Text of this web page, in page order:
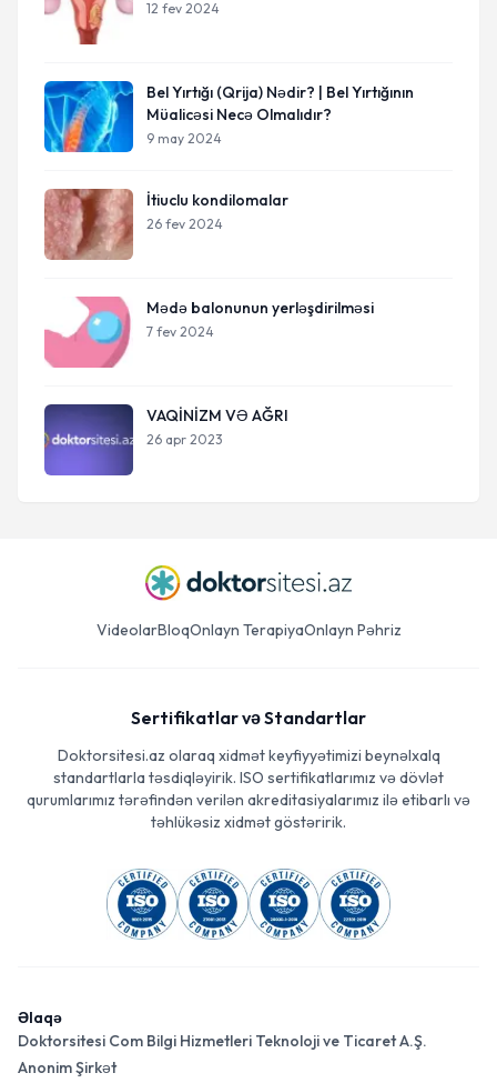
12 fev 2024
Bel Yırtığı (Qrija) Nədir? | Bel Yırtığının
Müalicəsi Necə Olmalıdır?
9 may 2024
İtiuclu kondilomalar
26 fev 2024
Mədə balonunun yerləşdirilməsi
7 fev 2024
VAQİNİZM VƏ AĞRI
26 apr 2023
VideolarBloqOnlayn TerapiyaOnlayn Pəhriz
Sertifikatlar və Standartlar
Doktorsitesi.az olaraq xidmət keyfiyyətimizi beynəlxalq
standartlarla təsdiqləyirik. ISO sertifikatlarımız və dövlət
qurumlarımız tərəfindən verilən akreditasiyalarımız ilə etibarlı və
təhlükəsiz xidmət göstəririk.
Əlaqə
Doktorsitesi Com Bilgi Hizmetleri Teknoloji ve Ticaret A.Ş.
Anonim Şirkət